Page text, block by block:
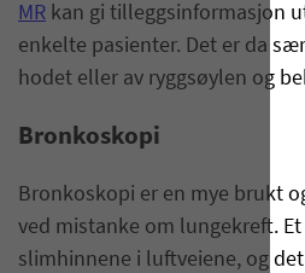
MR kan gi tilleggsinformasjon
enkelte pasienter. Det er da
hodet eller av ryggsøylen og
Bronkoskopi
Bronkoskopi er en mye brukt
ved mistanke om lungekreft.
slimhinnene i luftveiene, og